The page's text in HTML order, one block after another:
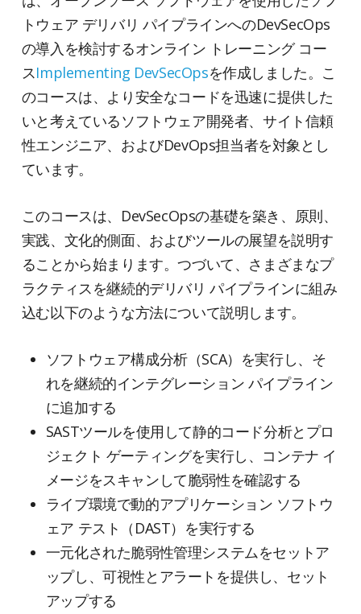
トウェア デリバリ パイプラインへのDevSecOps
の導入を検討するオンライン トレーニング コー
スImplementing DevSecOpsを作成しました。こ
のコースは、より安全なコードを迅速に提供した
いと考えているソフトウェア開発者、サイト信頼
性エンジニア、およびDevOps担当者を対象とし
ています。
このコースは、DevSecOpsの基礎を築き、原則、
実践、文化的側面、およびツールの展望を説明す
ることから始まります。つづいて、さまざまなプ
ラクティスを継続的デリバリ パイプラインに組み
込む以下のような方法について説明します。
ソフトウェア構成分析（SCA）を実行し、そ
れを継続的インテグレーション パイプライン
に追加する
SASTツールを使用して静的コード分析とプロ
ジェクト ゲーティングを実行し、コンテナ イ
メージをスキャンして脆弱性を確認する
ライブ環境で動的アプリケーション ソフトウ
ェア テスト（DAST）を実行する
一元化された脆弱性管理システムをセットア
ップし、可視性とアラートを提供し、セット
アップする